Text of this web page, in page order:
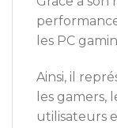
les PC
Ainsi, il
les
utilisateurs